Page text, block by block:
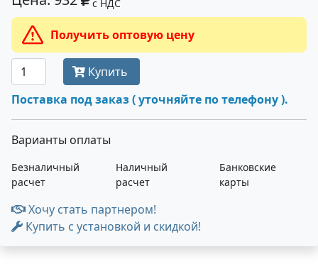
с НДС
Получить оптовую цену
Купить
Поставка под заказ ( уточняйте по телефону ).
Варианты оплаты
Безналичный
расчет
Наличный
расчет
Банковские
карты
Хочу стать партнером!
Купить с установкой и скидкой!